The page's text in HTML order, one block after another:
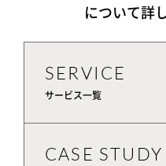
について詳
SERVICE
サービス一覧
CASE STUDY